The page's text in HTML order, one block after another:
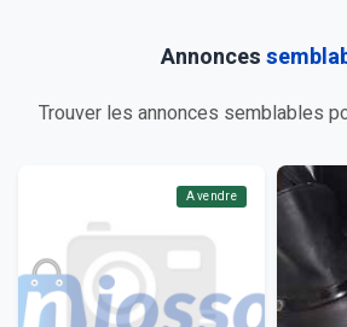
Annonces
Trouver les annonces semblables
A vendre